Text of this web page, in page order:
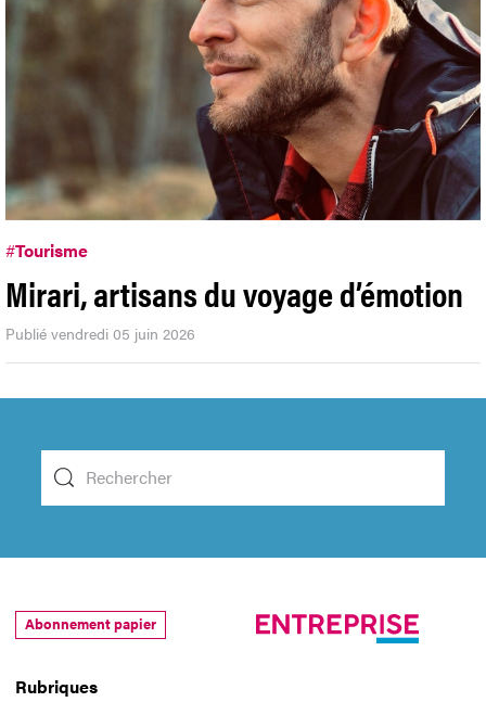
#Tourisme
Mirari, artisans du voyage d’émotion
Publié vendredi 05 juin 2026
Rubriques
Abonnement papier